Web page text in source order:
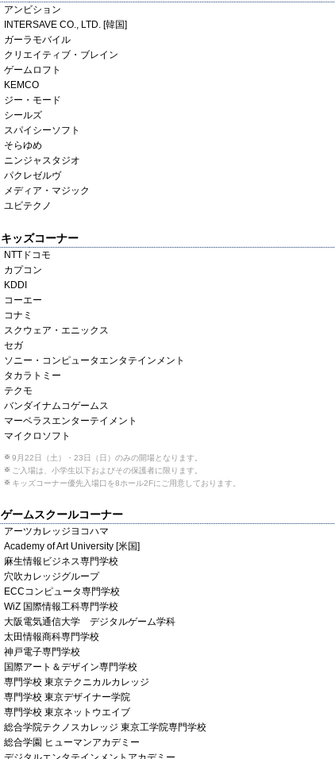
アンビション
INTERSAVE CO., LTD. [韓国]
ガーラモバイル
クリエイティブ・ブレイン
ゲームロフト
KEMCO
ジー・モード
シールズ
スパイシーソフト
そらゆめ
ニンジャスタジオ
パクレゼルヴ
メディア・マジック
ユビテクノ
キッズコーナー
NTTドコモ
カプコン
KDDI
コーエー
コナミ
スクウェア・エニックス
セガ
ソニー・コンピュータエンタテインメント
タカラトミー
テクモ
バンダイナムコゲームス
マーベラスエンターテイメント
マイクロソフト
9月22日（土）・23日（日）のみの開場となります。
ご入場は、小学生以下およびその保護者に限ります。
キッズコーナー優先入場口を8ホール2Fにご用意しております。
ゲームスクールコーナー
アーツカレッジヨコハマ
Academy of Art University [米国]
麻生情報ビジネス専門学校
穴吹カレッジグループ
ECCコンピュータ専門学校
WiZ 国際情報工科専門学校
大阪電気通信大学 デジタルゲーム学科
太田情報商科専門学校
神戸電子専門学校
国際アート＆デザイン専門学校
専門学校 東京テクニカルカレッジ
専門学校 東京デザイナー学院
専門学校 東京ネットウエイブ
総合学院テクノスカレッジ 東京工学院専門学校
総合学園 ヒューマンアカデミー